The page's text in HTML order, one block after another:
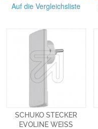
Auf die Vergleichsliste
SCHUKO STECKER
EVOLINE WEISS